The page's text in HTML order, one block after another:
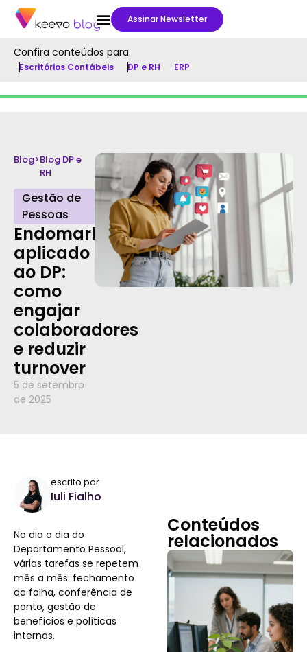
Assinar Newsletter
Confira conteúdos para:
Escritórios Contábeis DP e RH ERP
Blog>Blog DP e
RH
Gestão de
Pessoas
Endomarketing
aplicado
ao DP:
como
engajar
colaboradores
e reduzir
turnover
5 de setembro
de 2025
escrito por
Iuli Fialho
No dia a dia do
Departamento Pessoal,
várias tarefas se repetem
mês a mês: fechamento
da folha, conferência de
ponto, gestão de
benefícios e políticas
internas.
Conteúdos
relacionados